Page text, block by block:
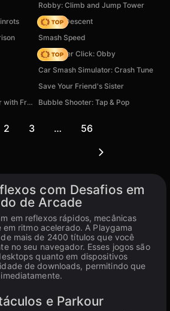
Robby: Climb and Jump Tower
Deadly Descent
Smash Speed
Speed per Click: Obby
Car Smash Simulator: Crash Tune
Save Your Friend's Sister
Baby Brainrots - Multiplayer with Friends!
Bubble Shooter: Tap & Pop
2 3 … 56
com Desafios em
de Arcade
em reflexos rápidos, mecânicas
ritmo acelerado. A Playgama
mais de 2400 títulos que você
no seu navegador. Esses jogos são
quanto em dispositivos
de downloads, permitindo que
e Parkour